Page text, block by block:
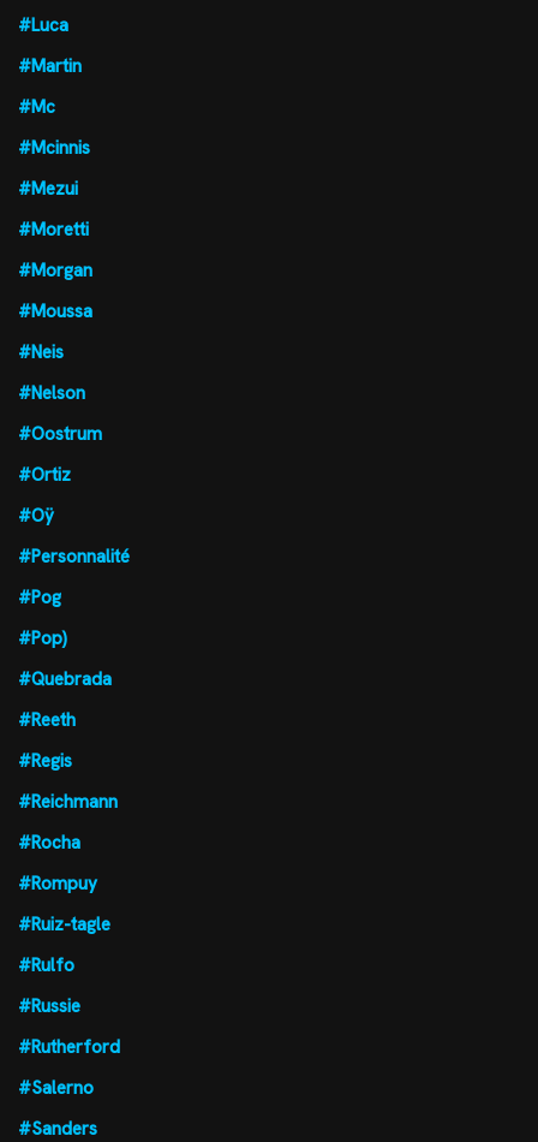
#Luca
#Martin
#Mc
#Mcinnis
#Mezui
#Moretti
#Morgan
#Moussa
#Neis
#Nelson
#Oostrum
#Ortiz
#Oÿ
#Personnalité
#Pog
#Pop)
#Quebrada
#Reeth
#Regis
#Reichmann
#Rocha
#Rompuy
#Ruiz-tagle
#Rulfo
#Russie
#Rutherford
#Salerno
#Sanders